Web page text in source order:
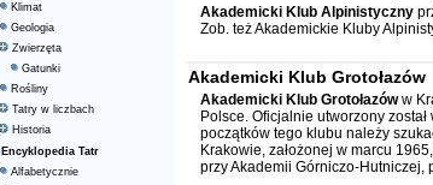
Klimat
Geologia
Zwierzęta
Gatunki
Rośliny
Tatry w liczbach
Historia
Encyklopedia Tatr
Alfabetycznie
Akademicki Klub Alpinistyczny
Zob. też Akademickie Kluby
Akademicki Klub Grotołazów
Akademicki Klub Grotołazóww
Polsce. Oficjalnie utworzony
początków tego klubu należy
Krakowie, założonej w marcu
przy Akademii Górniczo-Hutniczej,